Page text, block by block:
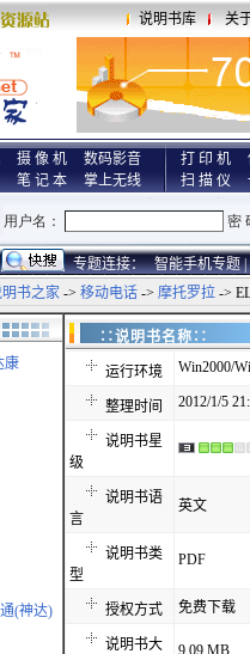
说明书库 关
摄 像 机
数码影音
笔 记 本 掌上无线
打 印 机
扫 描 仪
专题连接： 智能手机专题 |
书之家 -> 移动电话 -> 摩托罗拉 ->
康
(神达)
∷说明书名
运行环境 Win2000/
整理时间 2012/1/5
说明书星
级
说明书语
言
英文
说明书类
型
PDF
授权方式 免费下载
说明书大
9.09 MB